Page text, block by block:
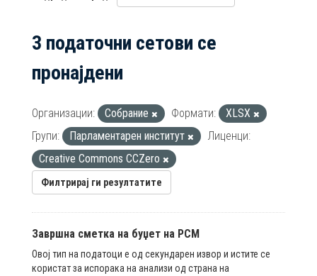
3 податочни сетови се
пронајдени
Организации: Собрание Формати:
XLSX
Групи:
Парламентарен институт
Лиценци:
Creative Commons CCZero
Филтрирај ги резултатите
Завршна сметка на буџет на РСМ
Овој тип на податоци е од секундарен извор и истите се
користат за испорака на анализи од страна на